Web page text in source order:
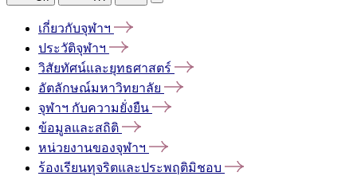
เกี่ยวกับจุฬาฯ
ประวัติจุฬาฯ
วิสัยทัศน์และยุทธศาสตร์
อัตลักษณ์มหาวิทยาลัย
จุฬาฯ กับความยั่งยืน
ข้อมูลและสถิติ
หน่วยงานของจุฬาฯ
ร้องเรียนทุจริตและประพฤติมิชอบ